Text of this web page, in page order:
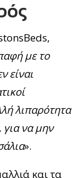
με το
είναι
λιπαρότητα
για να μην
».
και τα